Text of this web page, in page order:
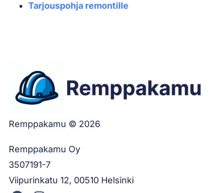
Tarjouspohja remontille
Remppakamu © 2026
Remppakamu Oy
3507191-7
Viipurinkatu 12, 00510 Helsinki